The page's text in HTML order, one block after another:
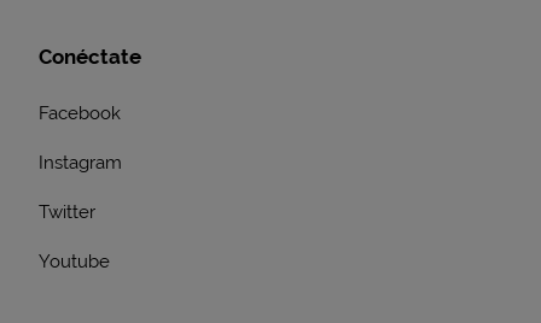
Conéctate
Facebook
Instagram
Twitter
Youtube